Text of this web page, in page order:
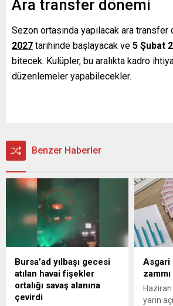
Ara transfer dönemi
Sezon ortasında yapılacak ara transfer
2027 tarihinde başlayacak ve 5 Şubat
bitecek. Kulüpler, bu aralıkta kadro
düzenlemeler yapabilecekler.
Benzer Haberler
Bursa’ad yılbaşı gecesi
atılan havai fişekler
ortalığı savaş alanına
çevirdi
Asgari
yarın